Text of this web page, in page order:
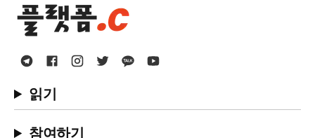
읽기
참여하기